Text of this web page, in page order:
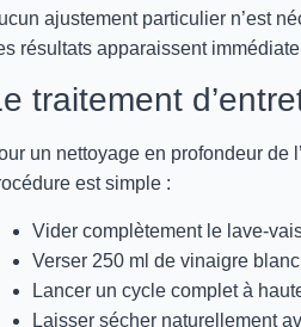
ajustement particulier n’est
résultats apparaissent
traitement
un nettoyage en profondeur de
est simple :
Vider complètement le lave-
Verser 250 ml de vinaigre
Lancer un cycle complet à
Laisser sécher naturellement